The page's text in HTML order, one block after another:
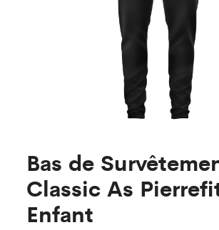
Bas de
Classic As
Enfant